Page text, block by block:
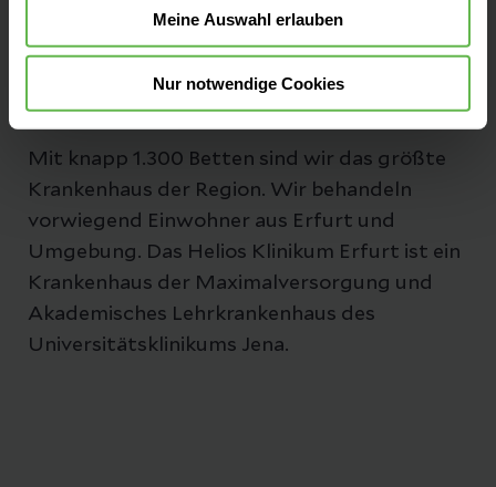
Meine Auswahl erlauben
Nur notwendige Cookies
E-Mail senden
Mit knapp 1.300 Betten sind wir das größte
Krankenhaus der Region. Wir behandeln
vorwiegend Einwohner aus Erfurt und
Umgebung. Das Helios Klinikum Erfurt ist ein
Krankenhaus der Maximalversorgung und
Akademisches Lehrkrankenhaus des
Universitätsklinikums Jena.